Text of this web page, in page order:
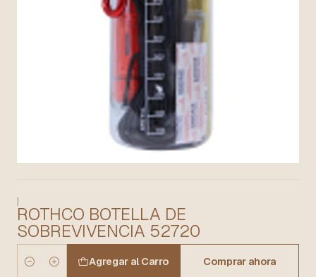
|
ROTHCO BOTELLA DE
SOBREVIVENCIA 52720
Cantidad
Agregar al Carro Comprar ahora